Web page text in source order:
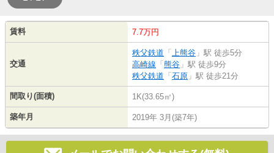
賃料 7.7万円
交通
秩父鉄道 「 上熊谷 」駅 徒歩5分
高崎線 「 熊谷 」駅 徒歩9分
秩父鉄道 「 石原 」駅 徒歩21分
間取り(面積) 1K(33.65㎡)
築年月 2019年 3月(築7年)